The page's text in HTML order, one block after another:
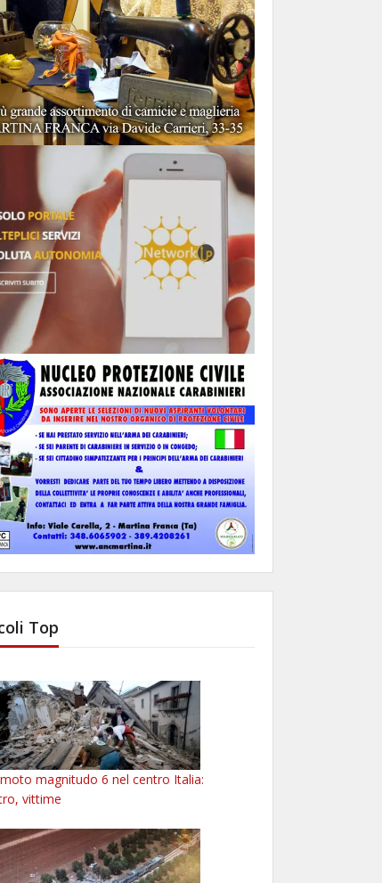
Top
magnitudo 6 nel centro Italia:
vittime